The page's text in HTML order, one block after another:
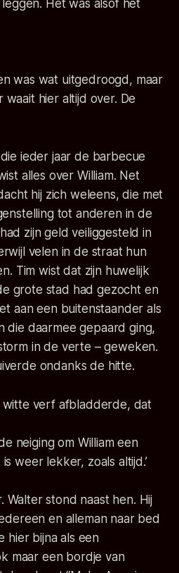
Het was alsof het
was wat uitgedroogd, maar
waait hier altijd over. De
die ieder jaar de barbecue
alles over William. Net
hij zich weleens, die met
tot anderen in de
zijn geld veiliggesteld in
velen in de straat hun
Tim wist dat zijn huwelijk
grote stad had gezocht en
aan een buitenstaander als
die daarmee gepaard ging,
in de verte – geweken.
ondanks de hitte.
witte verf afbladderde, dat
neiging om William een
weer lekker, zoals altijd.’
Walter stond naast hen. Hij
en alleman naar bed
hier bijna als een
maar een bordje van